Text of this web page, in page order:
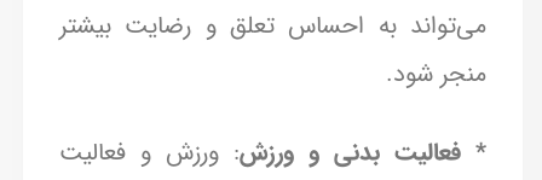
می‌تواند به احساس تعلق و رضایت بیشتر
منجر شود.
* فعالیت بدنی و ورزش: ورزش و فعالیت